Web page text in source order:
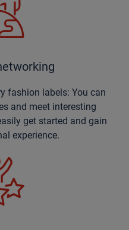
fashion labels: You can
and meet interesting
get started and gain
experience.